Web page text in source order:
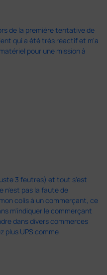
de la première tentative de
qui a été très réactif et m'a
pour une mission à
3 feutres) et tout s'est
n'est pas la faute de
colis à un commerçant, ce
m'indiquer le commerçant
dans divers commerces
plus UPS comme